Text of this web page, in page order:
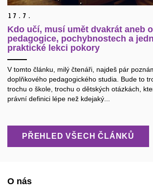
17. 7.
Kdo učí, musí umět dvakrát aneb
pedagogice, pochybnostech a
praktické lekci pokory
V tomto článku, milý čtenáři, najdeš pár
doplňkového pedagogického studia. Bude to
trochu o škole, trochu o dětských otázkách,
právní definici lépe než kdejaký...
PŘEHLED VŠECH ČLÁNKŮ
O nás